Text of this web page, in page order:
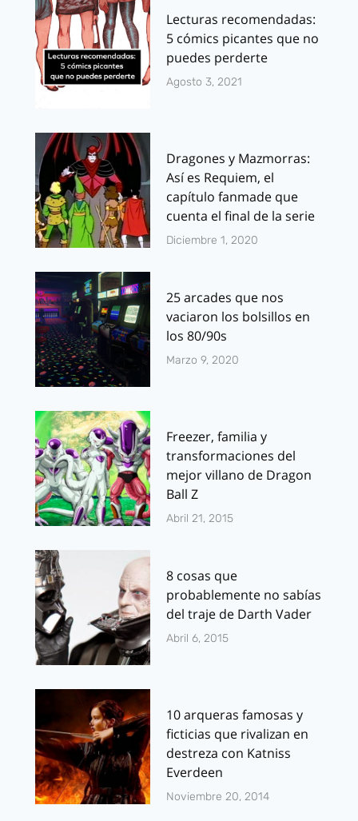
Lecturas recomendadas:
5 cómics picantes que no
puedes perderte
Agosto 3, 2021
Dragones y Mazmorras:
Así es Requiem, el
capítulo fanmade que
cuenta el final de la serie
Diciembre 1, 2020
25 arcades que nos
vaciaron los bolsillos en
los 80/90s
Marzo 9, 2020
Freezer, familia y
transformaciones del
mejor villano de Dragon
Ball Z
Abril 21, 2015
8 cosas que
probablemente no sabías
del traje de Darth Vader
Abril 6, 2015
10 arqueras famosas y
ficticias que rivalizan en
destreza con Katniss
Everdeen
Noviembre 20, 2014